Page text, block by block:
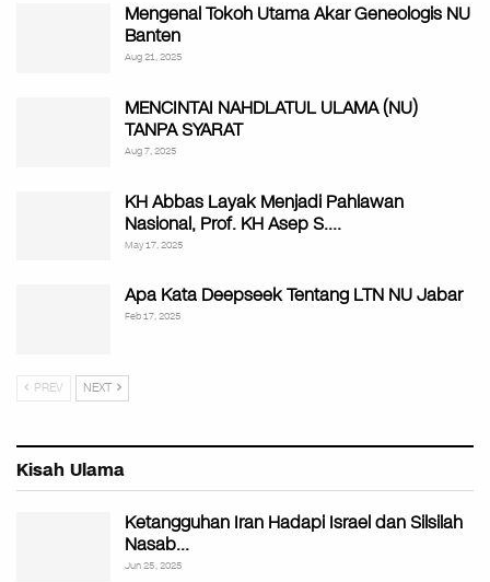
Mengenal Tokoh Utama Akar Geneologis NU
Banten
Aug 21, 2025
MENCINTAI NAHDLATUL ULAMA (NU)
TANPA SYARAT
Aug 7, 2025
KH Abbas Layak Menjadi Pahlawan
Nasional, Prof. KH Asep S.…
May 17, 2025
Apa Kata Deepseek Tentang LTN NU Jabar
Feb 17, 2025
PREV NEXT
Kisah Ulama
Ketangguhan Iran Hadapi Israel dan Silsilah
Nasab…
Jun 25, 2025